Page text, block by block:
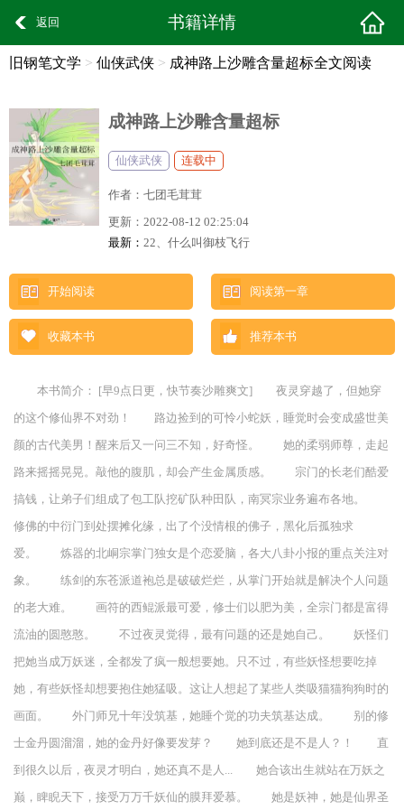
返回 书籍详情
旧钢笔文学 > 仙侠武侠 > 成神路上沙雕含量超标全文阅读
成神路上沙雕含量超标
仙侠武侠 连载中
作者： 七团毛茸茸
更新： 2022-08-12 02:25:04
最新： 22、什么叫御枝飞行
开始阅读 阅读第一章
收藏本书 推荐本书
本书简介： [早9点日更，快节奏沙雕爽文] 夜灵穿越了，但她穿
的这个修仙界不对劲！ 路边捡到的可怜小蛇妖，睡觉时会变成盛世美
颜的古代美男！醒来后又一问三不知，好奇怪。 她的柔弱师尊，走起
路来摇摇晃晃。敲他的腹肌，却会产生金属质感。 宗门的长老们酷爱
搞钱，让弟子们组成了包工队挖矿队种田队，南冥宗业务遍布各地。
修佛的中衍门到处摆摊化缘，出了个没情根的佛子，黑化后孤独求
爱。 炼器的北峒宗掌门独女是个恋爱脑，各大八卦小报的重点关注对
象。 练剑的东苍派道袍总是破破烂烂，从掌门开始就是解决个人问题
的老大难。 画符的西鲲派最可爱，修士们以肥为美，全宗门都是富得
流油的圆憨憨。 不过夜灵觉得，最有问题的还是她自己。 妖怪们
把她当成万妖迷，全都发了疯一般想要她。只不过，有些妖怪想要吃掉
她，有些妖怪却想要抱住她猛吸。这让人想起了某些人类吸猫猫狗狗时的
画面。 外门师兄十年没筑基，她睡个觉的功夫筑基达成。 别的修
士金丹圆溜溜，她的金丹好像要发芽？ 她到底还是不是人？！ 直
到很久以后，夜灵才明白，她还真不是人... 她合该出生就站在万妖之
巅，睥睨天下，接受万万千妖仙的膜拜爱慕。 她是妖神，她是仙界圣